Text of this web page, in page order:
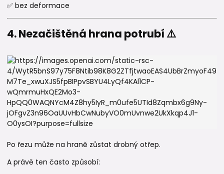
✅ bez deformace
4. Nezačištěná hrana potrubí ⚠️
Po řezu může na hraně zůstat drobný otřep.
A právě ten často způsobí: